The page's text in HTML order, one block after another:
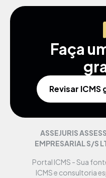
Faça
Revisar
Portal ICMS - Sua
ICMS e consultoria
ASSEJURIS
EMPRESARIAL S/S